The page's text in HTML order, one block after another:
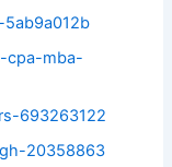
cpa-mba-
693263122
20358863